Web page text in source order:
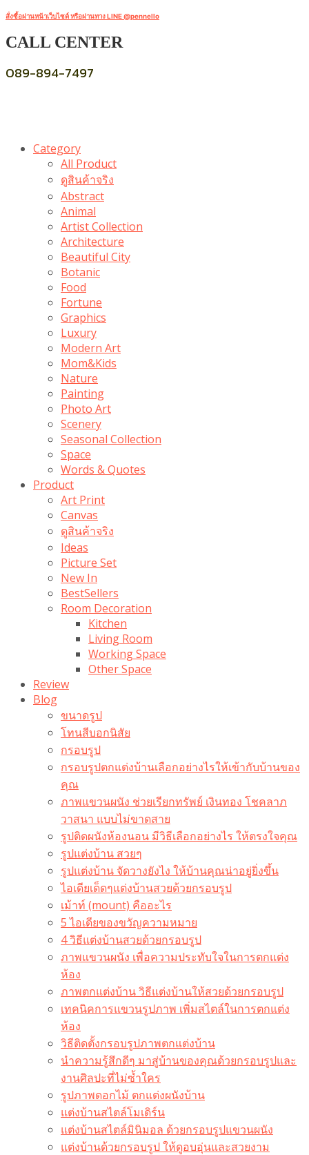
สั่งซื้อผ่านหน้าเว็บไซต์ หรือผ่านทาง LINE @pennello
CALL CENTER
089-894-7497
Category
All Product
ดูสินค้าจริง
Abstract
Animal
Artist Collection
Architecture
Beautiful City
Botanic
Food
Fortune
Graphics
Luxury
Modern Art
Mom&Kids
Nature
Painting
Photo Art
Scenery
Seasonal Collection
Space
Words & Quotes
Product
Art Print
Canvas
ดูสินค้าจริง
Ideas
Picture Set
New In
BestSellers
Room Decoration
Kitchen
Living Room
Working Space
Other Space
Review
Blog
ขนาดรูป
โทนสีบอกนิสัย
กรอบรูป
กรอบรูปตกแต่งบ้านเลือกอย่างไรให้เข้ากับบ้านของ
คุณ
ภาพแขวนผนัง ช่วยเรียกทรัพย์ เงินทอง โชคลาภ
วาสนา แบบไม่ขาดสาย
รูปติดผนังห้องนอน มีวิธีเลือกอย่างไร ให้ตรงใจคุณ
รูปแต่งบ้าน สวยๆ
รูปแต่งบ้าน จัดวางยังไง ให้บ้านคุณน่าอยู่ยิ่งขึ้น
ไอเดียเด็ดๆแต่งบ้านสวยด้วยกรอบรูป
เม้าท์ (mount) คืออะไร​
5 ไอเดียของขวัญความหมาย
4 วิธีแต่งบ้านสวยด้วยกรอบรูป
ภาพแขวนผนัง เพื่อความประทับใจในการตกแต่ง
ห้อง
ภาพตกแต่งบ้าน วิธีแต่งบ้านให้สวยด้วยกรอบรูป
เทคนิคการแขวนรูปภาพ เพิ่มสไตล์ในการตกแต่ง
ห้อง
วิธีติดตั้งกรอบรูปภาพตกแต่งบ้าน
นำความรู้สึกดีๆ มาสู่บ้านของคุณด้วยกรอบรูปและ
งานศิลปะที่ไม่ซ้ำใคร
รูปภาพดอกไม้ ตกแต่งผนังบ้าน
แต่งบ้านสไตล์โมเดิร์น
แต่งบ้านสไตล์มินิมอล ด้วยกรอบรูปแขวนผนัง
แต่งบ้านด้วยกรอบรูป ให้ดูอบอุ่นและสวยงาม